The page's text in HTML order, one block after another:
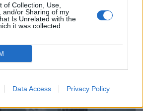
of Collection, Use,
and/or Sharing of my
Is Unrelated with the
it was collected.
Data Access Privacy Policy
KL. 06:00
Sidney via Jukkasjärvi till
vinrankor – vi har träffat Hanna